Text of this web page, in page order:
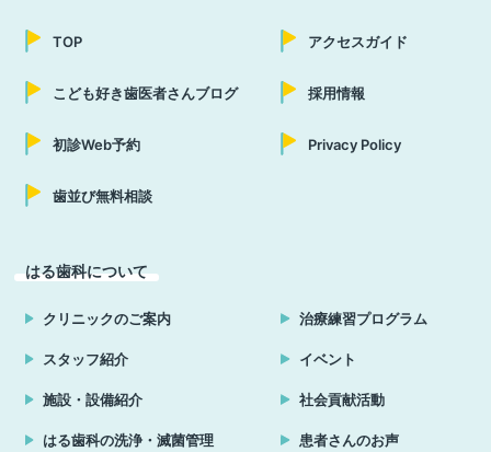
TOP
こども好き歯医者さんブログ
初診Web予約
歯並び無料相談
アクセスガイド
採用情報
Privacy Policy
はる歯科について
クリニックのご案内
スタッフ紹介
施設・設備紹介
はる歯科の洗浄・滅菌管理
治療練習プログラム
イベント
社会貢献活動
患者さんのお声